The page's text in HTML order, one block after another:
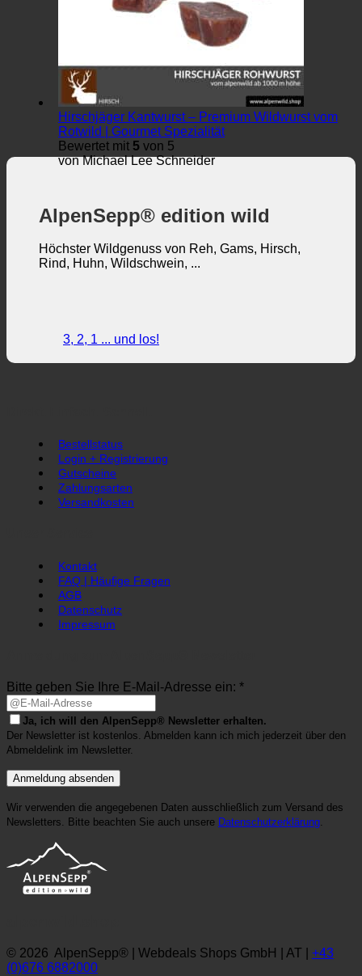
Hirschjäger Kantwurst – Premium Wildwurst vom
Rotwild | Gourmet Spezialität
Bewertet mit 5 von 5
von Michael Lee Schneider
AlpenSepp® edition wild
Höchster Wildgenuss von Reh, Gams, Hirsch,
Rind, Huhn, Wildschwein, ...
3, 2, 1 ... und los!
Bestellstatus
Login + Registrierung
Gutscheine
Zahlungsarten
Versandkosten
Kontakt
FAQ | Häufige Fragen
AGB
Datenschutz
Impressum
Bitte geben Sie Ihre E-Mail-Adresse ein: *
Ja, ich will den AlpenSepp® Newsletter erhalten.
Der Newsletter ist kostenlos. Abmelden kann ich mich jederzeit über den
Abmeldelink im Newsletter.
Wir verwenden die angegebenen Daten ausschließlich zum Versand des
Newsletters. Bitte beachten Sie auch unsere Datenschutzerklärung.
© 2026 AlpenSepp® | Webdeals Shops GmbH | AT | +43
(0)676 6882000